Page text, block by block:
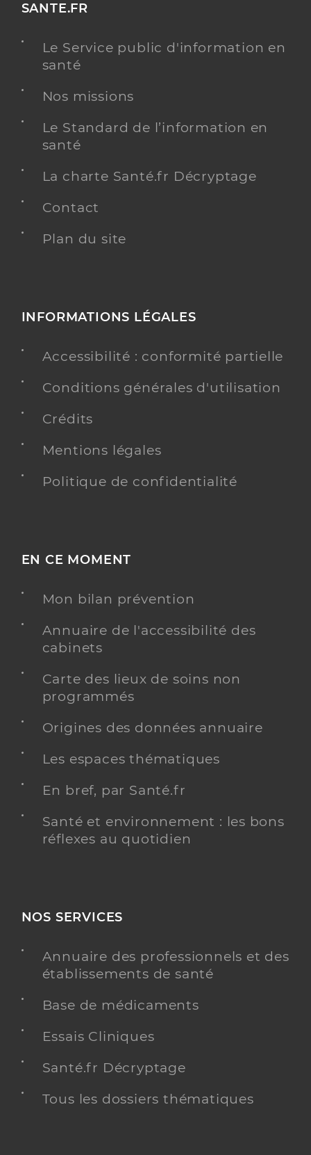
SANTE.FR
Le Service public d'information en
santé
Nos missions
Le Standard de l’information en
santé
La charte Santé.fr Décryptage
Contact
Plan du site
INFORMATIONS LÉGALES
Accessibilité : conformité partielle
Conditions générales d'utilisation
Crédits
Mentions légales
Politique de confidentialité
EN CE MOMENT
Mon bilan prévention
Annuaire de l'accessibilité des
cabinets
Carte des lieux de soins non
programmés
Origines des données annuaire
Les espaces thématiques
En bref, par Santé.fr
Santé et environnement : les bons
réflexes au quotidien
NOS SERVICES
Annuaire des professionnels et des
établissements de santé
Base de médicaments
Essais Cliniques
Santé.fr Décryptage
Tous les dossiers thématiques